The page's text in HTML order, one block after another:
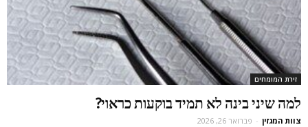
זירת המומחים
למה שיני בינה לא תמיד בוקעות כראוי?
צוות המגזין - פברואר 26, 2026